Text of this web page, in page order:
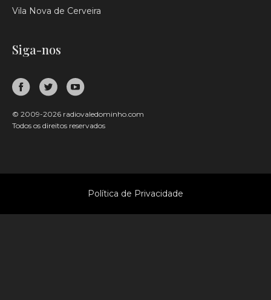
Vila Nova de Cerveira
Siga-nos
© 2009-2026 radiovaledominho.com
Todos os direitos reservados
Política de Privacidade